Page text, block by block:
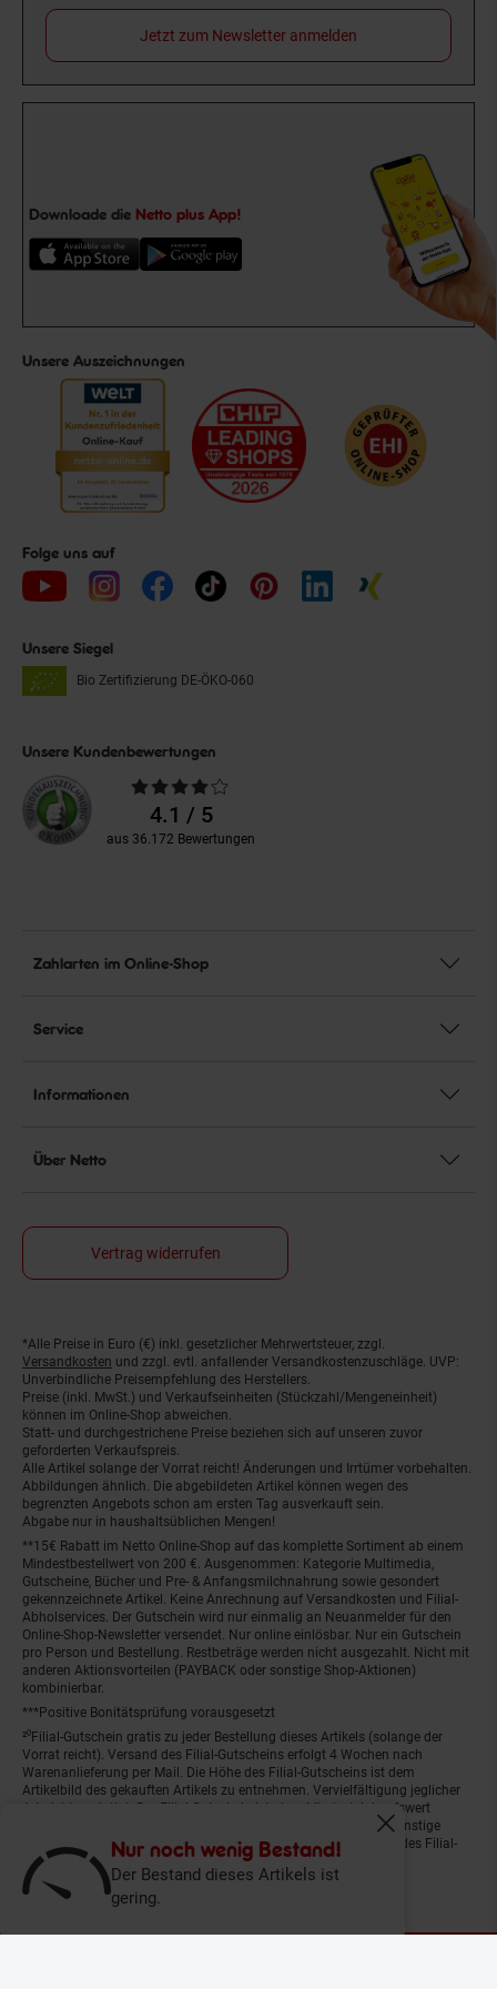
Nur noch wenig Bestand!
Der Bestand dieses Artikels ist
gering.
Fenster
Jetzt zum Newsletter anmelden
Downloade die Netto plus App!
Unsere Auszeichnungen
Folge uns auf
Unsere Siegel
Bio Zertifizierung DE-ÖKO-060
Unsere Kundenbewertungen
Durchschnittliche
Bewertungen4.1 / 5
aus 36.172 Bewertungen
Zahlarten im Online-Shop
Service
Informationen
Über Netto
Vertrag widerrufen
Fußnoten
*Alle Preise in Euro (€) inkl. gesetzlicher Mehrwertsteuer, zzgl.
Versandkosten und zzgl. evtl. anfallender Versandkostenzuschläge. UVP:
Unverbindliche Preisempfehlung des Herstellers.
Preise (inkl. MwSt.) und Verkaufseinheiten (Stückzahl/Mengeneinheit)
können im Online-Shop abweichen.
Statt- und durchgestrichene Preise beziehen sich auf unseren zuvor
geforderten Verkaufspreis.
Alle Artikel solange der Vorrat reicht! Änderungen und Irrtümer vorbehalten.
Abbildungen ähnlich. Die abgebildeten Artikel können wegen des
begrenzten Angebots schon am ersten Tag ausverkauft sein.
Abgabe nur in haushaltsüblichen Mengen!
**15€ Rabatt im Netto Online-Shop auf das komplette Sortiment ab einem
Mindestbestellwert von 200 €. Ausgenommen: Kategorie Multimedia,
Gutscheine, Bücher und Pre- & Anfangsmilchnahrung sowie gesondert
gekennzeichnete Artikel. Keine Anrechnung auf Versandkosten und Filial-
Abholservices. Der Gutschein wird nur einmalig an Neuanmelder für den
Online-Shop-Newsletter versendet. Nur online einlösbar. Nur ein Gutschein
pro Person und Bestellung. Restbeträge werden nicht ausgezahlt. Nicht mit
anderen Aktionsvorteilen (PAYBACK oder sonstige Shop-Aktionen)
kombinierbar.
***Positive Bonitätsprüfung vorausgesetzt
²⁰Filial-Gutschein gratis zu jeder Bestellung dieses Artikels (solange der
Vorrat reicht). Versand des Filial-Gutscheins erfolgt 4 Wochen nach
Warenanlieferung per Mail. Die Höhe des Filial-Gutscheins ist dem
Artikelbild des gekauften Artikels zu entnehmen. Vervielfältigung jeglicher
Art nicht gestattet. Der Filial-Gutschein ist ohne Mindesteinkaufswert
einlösbar. Nicht mit anderen Aktionsvorteilen (PAYBACK oder sonstige
Shop-Aktionen) kombinierbar. Der jeweilige Gültigkeitszeitraum des Filial-
Gutscheins ist darauf vermerkt.